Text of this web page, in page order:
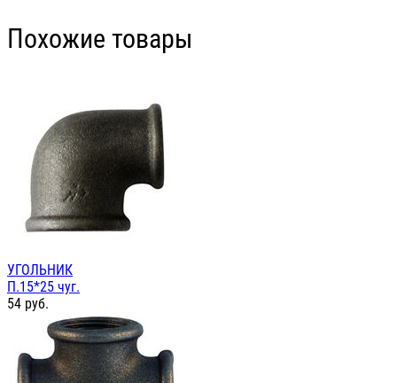
Похожие товары
УГОЛЬНИК
П.15*25 чуг.
54 руб.